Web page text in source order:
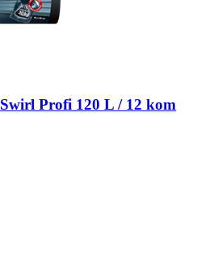
Swirl Profi 120 L / 12 kom